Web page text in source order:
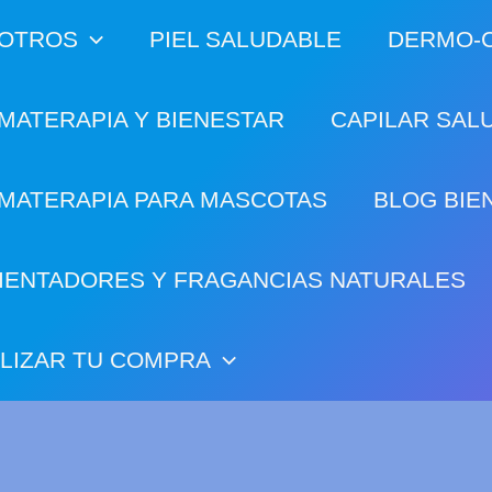
PIEL SALUDABLE DERMO-
Y BIENESTAR CAPILAR
PARA MASCOTAS BLOG
Y FRAGANCIAS NATURALES
TU COMPRA